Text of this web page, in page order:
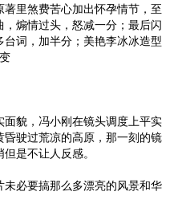
里煞费苦心加出怀孕情节，至
煽情过头，怒减一分；最后闪
词，加半分；美艳李冰冰造型
貌，冯小刚在镜头调度上平实
驶过荒凉的高原，那一刻的镜
是不让人反感。
必要搞那么多漂亮的风景和华